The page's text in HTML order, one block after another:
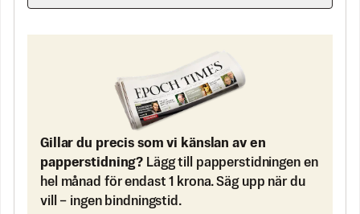
Gillar du precis som vi känslan av en
papperstidning? Lägg till papperstidningen en
hel månad för endast 1 krona. Säg upp när du
vill – ingen bindningstid.